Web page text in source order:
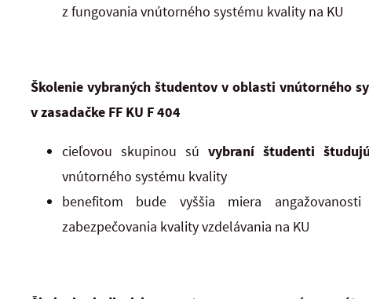
z fungovania vnútorného systému kvality na KU
Školenie vybraných študentov v oblasti vnútorného
v zasadačke FF KU F 404
cieľovou skupinou sú vybraní študenti
vnútorného systému kvality
benefitom bude vyššia miera
zabezpečovania kvality vzdelávania na KU